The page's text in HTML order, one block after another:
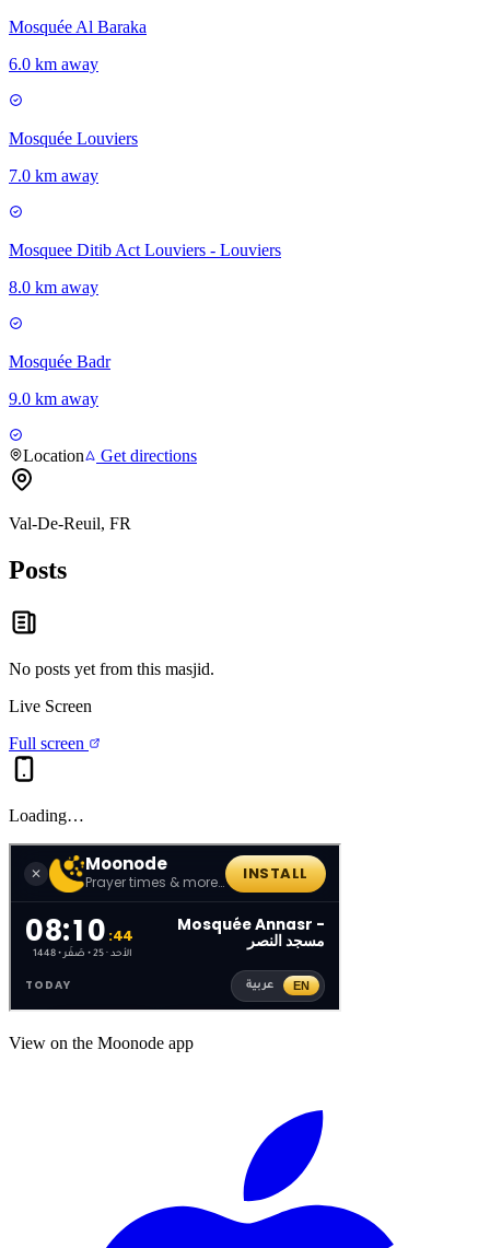
Mosquée Al Baraka
6.0 km away
Mosquée Louviers
7.0 km away
Mosquee Ditib Act Louviers - Louviers
8.0 km away
Mosquée Badr
9.0 km away
Location Get directions
Val-De-Reuil, FR
Posts
No posts yet from this masjid.
Live Screen
Full screen
Loading…
View on the Moonode app